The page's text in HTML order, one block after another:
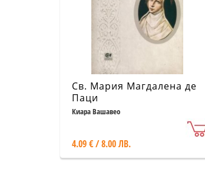
Св. Мария Магдалена де
Паци
Киара Вашавео
4.09 € / 8.00 ЛВ.